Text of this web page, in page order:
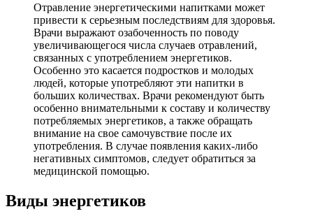
Отравление энергетическими напитками может
привести к серьезным последствиям для здоровья.
Врачи выражают озабоченность по поводу
увеличивающегося числа случаев отравлений,
связанных с употреблением энергетиков.
Особенно это касается подростков и молодых
людей, которые употребляют эти напитки в
больших количествах. Врачи рекомендуют быть
особенно внимательными к составу и количеству
потребляемых энергетиков, а также обращать
внимание на свое самочувствие после их
употребления. В случае появления каких-либо
негативных симптомов, следует обратиться за
медицинской помощью.
Виды энергетиков